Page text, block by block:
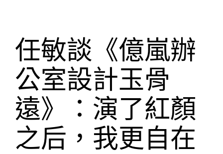
任敏談《億嵐辦
公室設計玉骨
遠》：演了紅顏
之后，我更自在